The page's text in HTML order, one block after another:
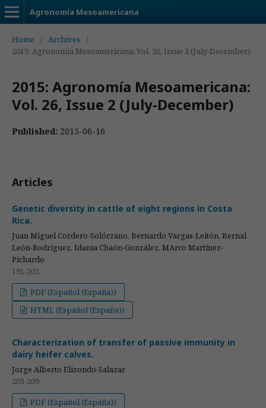
Agronomía Mesoamericana
Home / Archives
/
2015: Agronomía Mesoamericana: Vol. 26, Issue 2 (July-December)
2015: Agronomía Mesoamericana:
Vol. 26, Issue 2 (July-December)
Published: 2015-06-16
Articles
Genetic diversity in cattle of eight regions in Costa
Rica.
Juan Miguel Cordero-Solórzano, Bernardo Vargas-Leitón, Bernal
León-Rodríguez, Idania Chaón-González, MArco Martínez-
Pichardo
191-202
PDF (Español (España))
HTML (Español (España))
Characterization of transfer of passive immunity in
dairy heifer calves.
Jorge Alberto Elizondo-Salazar
203-209
PDF (Español (España))